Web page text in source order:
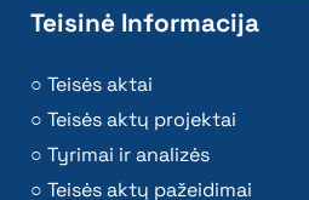
Teisinė Informacija
Teisės aktai
Teisės aktų projektai
Tyrimai ir analizės
Teisės aktų pažeidimai